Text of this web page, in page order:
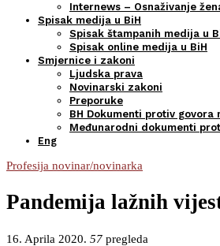
Internews – Osnaživanje
Spisak medija u BiH
Spisak štampanih medija u
Spisak online medija u BiH
Smjernice i zakoni
Ljudska prava
Novinarski zakoni
Preporuke
BH Dokumenti protiv govora
Međunarodni dokumenti
Eng
Profesija novinar/novinarka
Pandemija lažnih
16. Aprila 2020. 57 pregleda